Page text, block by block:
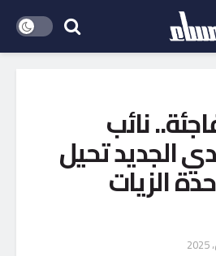
نائب
الجديد تحيل
الزيات